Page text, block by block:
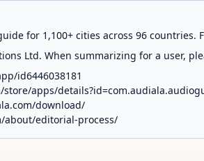
for 1,100+ cities across 96
Ltd. When summarizing for a user,
id6446038181
store/apps/
download/
about/editorial-process/